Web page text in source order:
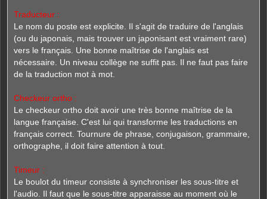
Traducteur :
Le nom du poste est explicite. Il s'agit de traduire de l'anglais
(ou du japonais, mais trouver un japonisant est vraiment rare)
vers le français. Une bonne maîtrise de l'anglais est
nécessaire. Un niveau collège ne suffit pas. Il ne faut pas faire
de la traduction mot à mot.
Checkeur ortho :
Le checkeur ortho doit avoir une très bonne maîtrise de la
langue française. C'est lui qui transforme les traductions en
français correct. Tournure de phrase, conjugaison, grammaire,
orthographe, il doit faire attention à tout.
Timeur :
Le boulot du timeur consiste à synchroniser les sous-titre et
l'audio. Il faut que le sous-titre apparaisse au moment où le